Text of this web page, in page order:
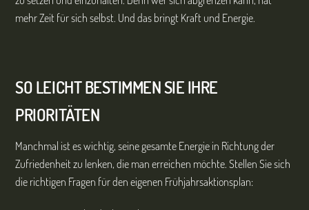
mehr Zeit für sich selbst. Und das bringt Kraft und Energie.
SO LEICHT BESTIMMEN SIE IHRE
PRIORITÄTEN
Manchmal ist es wichtig, seine gesamte Energie in Richtung der
Zufriedenheit zu lenken, die man erreichen möchte. Stellen Sie sich
die richtigen Fragen für den eigenen Frühjahrsaktionsplan: